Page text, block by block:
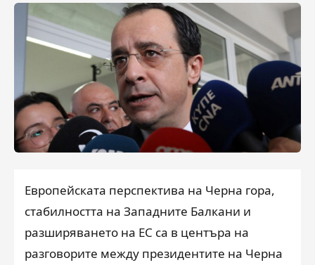
Европейската перспектива на Черна гора,
стабилността на Западните Балкани и
разширяването на ЕС са в центъра на
разговорите между президентите на Черна